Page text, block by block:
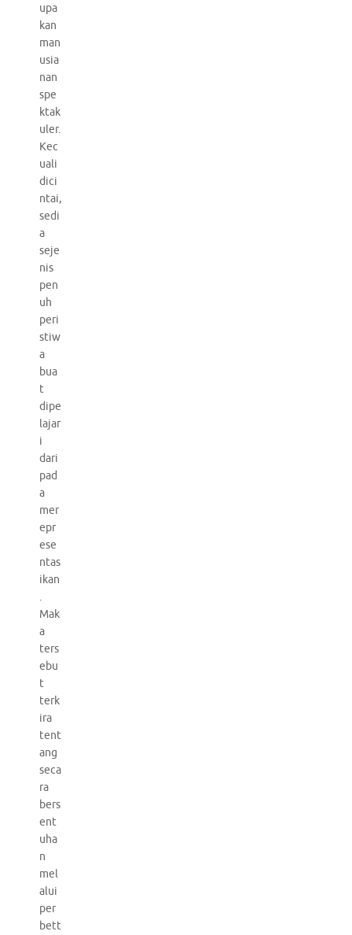
upa
kan
man
usia
nan
spe
ktak
uler.
Kec
uali
dici
ntai,
sedi
a
seje
nis
pen
uh
peri
stiw
a
bua
t
dipe
lajar
i
dari
pad
a
mer
epr
ese
ntas
ikan
.
Mak
a
ters
ebu
t
terk
ira
tent
ang
seca
ra
bers
ent
uha
n
mel
alui
per
bett